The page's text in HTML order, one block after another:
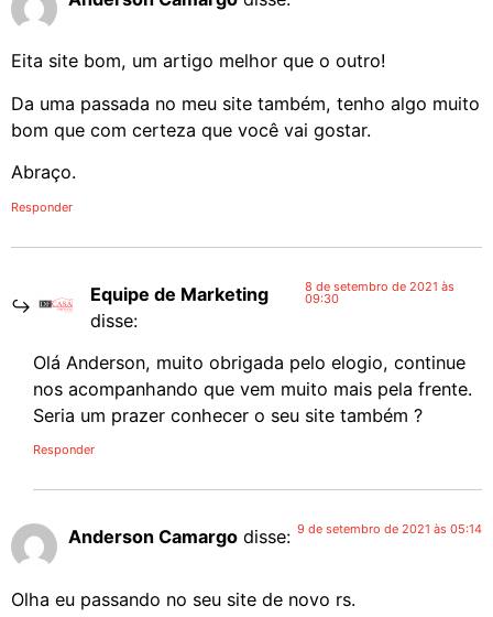
Eita site bom, um artigo melhor que o outro!
Da uma passada no meu site também, tenho algo muito
bom que com certeza que você vai gostar.
Abraço.
Responder
Equipe de Marketing
disse:
8 de setembro de 2021 às
09:30
Olá Anderson, muito obrigada pelo elogio, continue
nos acompanhando que vem muito mais pela frente.
Seria um prazer conhecer o seu site também ?
Responder
Anderson Camargo disse: 9 de setembro de 2021 às 05:14
Olha eu passando no seu site de novo rs.